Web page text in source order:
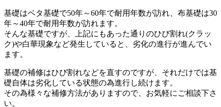
基礎はベタ基礎で50年～60年で耐用年数が訪れ、布基礎は30
年～40年で耐用年数が訪れます。
そんな基礎ですが、上記にもあった通りのひび割れ(クラッ
ク)や白華現象など発生していると、劣化の進行が進んでい
ます。
基礎の補修はひび割れなどを直すのですが、それだけでは基
礎自体は劣化している状態の為進行し続けます。
その為様々な補修方法がありますので、お気軽にご相談下さ
い。